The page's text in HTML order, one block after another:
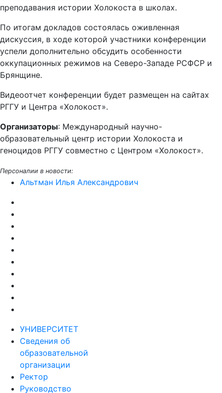
преподавания истории Холокоста в школах.
По итогам докладов состоялась оживленная
дискуссия, в ходе которой участники конференции
успели дополнительно обсудить особенности
оккупационных режимов на Северо-Западе РСФСР и
Брянщине.
Видеоотчет конференции будет размещен на сайтах
РГГУ и Центра «Холокост».
Организаторы: Международный научно-
образовательный центр истории Холокоста и
геноцидов РГГУ совместно с Центром «Холокост».
Персоналии в новости:
Альтман Илья Александрович
УНИВЕРСИТЕТ
Сведения об
образовательной
организации
Ректор
Руководство